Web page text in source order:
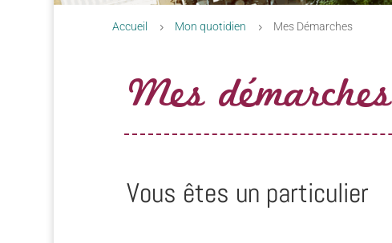
Accueil 5 Mon quotidien 5 Mes Démarches
Mes démarches
Vous êtes un particulier